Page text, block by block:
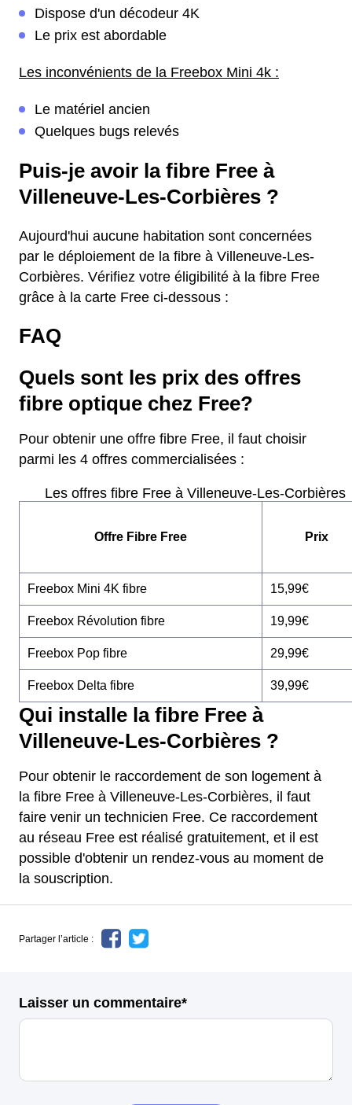
Dispose d'un décodeur 4K
Le prix est abordable
Les inconvénients de la Freebox Mini 4k :
Le matériel ancien
Quelques bugs relevés
Puis-je avoir la fibre Free à
Villeneuve-Les-Corbières ?
Aujourd'hui aucune habitation sont concernées
par le déploiement de la fibre à Villeneuve-Les-
Corbières. Vérifiez votre éligibilité à la fibre Free
grâce à la carte Free ci-dessous :
FAQ
Quels sont les prix des offres
fibre optique chez Free?
Pour obtenir une offre fibre Free, il faut choisir
parmi les 4 offres commercialisées :
Les offres fibre Free à Villeneuve-Les-Corbières
Offre Fibre Free Prix
Freebox Mini 4K fibre 15,99€
Freebox Révolution fibre 19,99€
Freebox Pop fibre 29,99€
Freebox Delta fibre 39,99€
Qui installe la fibre Free à
Villeneuve-Les-Corbières ?
Pour obtenir le raccordement de son logement à
la fibre Free à Villeneuve-Les-Corbières, il faut
faire venir un technicien Free. Ce raccordement
au réseau Free est réalisé gratuitement, et il est
possible d'obtenir un rendez-vous au moment de
la souscription.
Partager l’article :
Laisser un commentaire*